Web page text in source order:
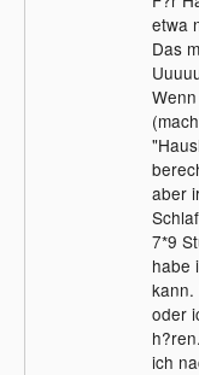
etwa
Das
aber
7*9
habe
kann.
oder
ich